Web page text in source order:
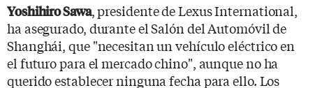
Yoshihiro Sawa, presidente de Lexus International,
ha asegurado, durante el Salón del Automóvil de
Shanghái, que "necesitan un vehículo eléctrico en
el futuro para el mercado chino", aunque no ha
querido establecer ninguna fecha para ello. Los